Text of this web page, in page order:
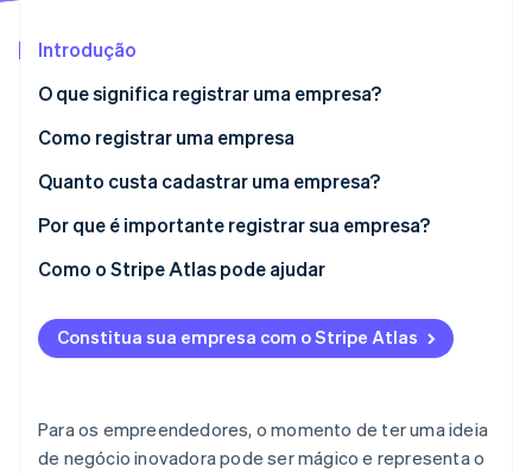
Stripe Sessions 2026
Veja como a Stripe está construindo a infraestrutura
Assista agora
Parceiros
Stripe App Marketplace
Introdução
O que significa registrar uma empresa?
Como registrar uma empresa
1. Escolha uma estrutura de negócios
2. Selecione e cadastre um nome da empresa
3. Apresente documentos de formação e pague as
4. Obtenha um número de identificação do
empregador (EIN)
Quanto custa cadastrar uma empresa?
Por que é importante registrar sua empresa?
Como o Stripe Atlas pode ajudar
Como se inscrever no Atlas
Aceitação de pagamentos e serviços bancários
Compra de ações pelos fundadores sem dinheiro
em espécie
Constitua sua empresa com o Stripe Atlas
Para os empreendedores, o momento de ter uma ideia
de negócio inovadora pode ser mágico e representa o